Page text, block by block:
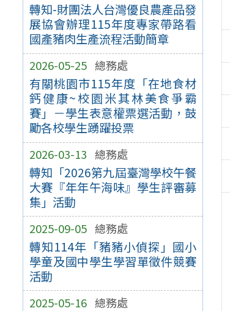
轉知-財團法人台灣優良農產品發
展協會辦理115年度專家帶路看
國產豬肉生產流程活動簡章
2026-05-25 總務處
有關桃園市115年度「在地食材
鈣健康~校園米其林美食爭霸
賽」－學生表意權票選活動，鼓
勵各校學生踴躍投票
2026-03-13 總務處
轉知「2026第九屆臺灣學校午餐
大賽『年年午海味』學生評審募
集」活動
2025-09-05 總務處
轉知114年「豬豬小偵探」國小
學童及國中學生學習單徵件競賽
活動
2025-05-16 總務處